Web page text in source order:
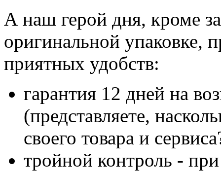
А наш герой дня, кроме
оригинальной упаковке,
приятных удобств:
гарантия 12 дней на
(представляете,
своего товара и
тройной контроль -